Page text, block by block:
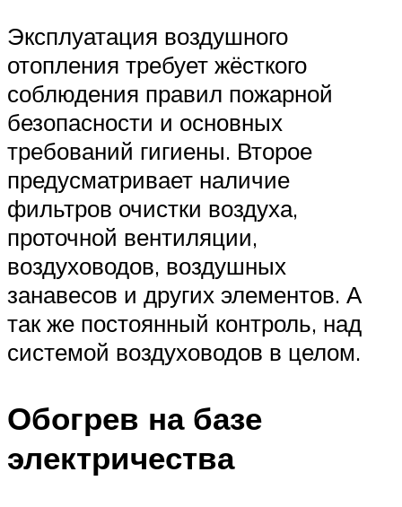
Эксплуатация воздушного
отопления требует жёсткого
соблюдения правил пожарной
безопасности и основных
требований гигиены. Второе
предусматривает наличие
фильтров очистки воздуха,
проточной вентиляции,
воздуховодов, воздушных
занавесов и других элементов. А
так же постоянный контроль, над
системой воздуховодов в целом.
Обогрев на базе
электричества